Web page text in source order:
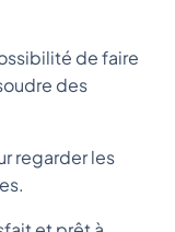
de faire
des
regarder les